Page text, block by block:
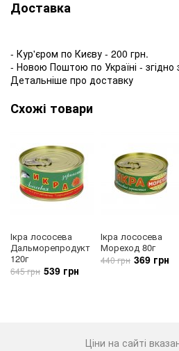
Доставка
- Кур'єром по Києву - 200 грн.
- Новою Поштою по Україні -
Детальніше про доставку
Схожі товари
Ікра лососева
Дальморепродукт
120г
645 грн 539 грн
Ікра лососева
Мореход 80г
440 грн 369 грн
Ціни на сайті